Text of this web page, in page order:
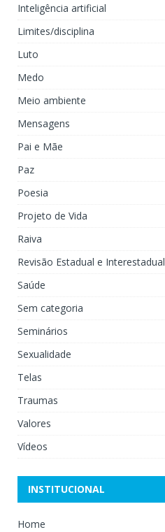
Inteligência artificial
Limites/disciplina
Luto
Medo
Meio ambiente
Mensagens
Pai e Mãe
Paz
Poesia
Projeto de Vida
Raiva
Revisão Estadual e Interestadual
Saúde
Sem categoria
Seminários
Sexualidade
Telas
Traumas
Valores
Vídeos
INSTITUCIONAL
Home